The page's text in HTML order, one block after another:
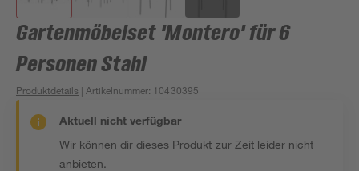
Gartenmöbelset 'Montero' für 6
Personen Stahl
Produktdetails | Artikelnummer: 10430395
Aktuell nicht verfügbar
Wir können dir dieses Produkt zur Zeit leider nicht
anbieten.